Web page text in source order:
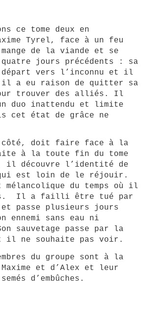
ce tome deux en
Tyrel, face à un feu
de la viande et se
quatre jours précédents : sa
départ vers l’inconnu et il
a eu raison de quitter sa
pour trouver des alliés. Il
duo inattendu et limite
cet état de grâce ne
côté, doit faire face à la
à la toute fin du tome
il découvre l’identité de
est loin de le réjouir.
du temps où il
Il a failli être tué par
et passe plusieurs jours
ennemi sans eau ni
sauvetage passe par la
il ne souhaite pas voir.
du groupe sont à la
Maxime et d’Alex et leur
d’embûches.